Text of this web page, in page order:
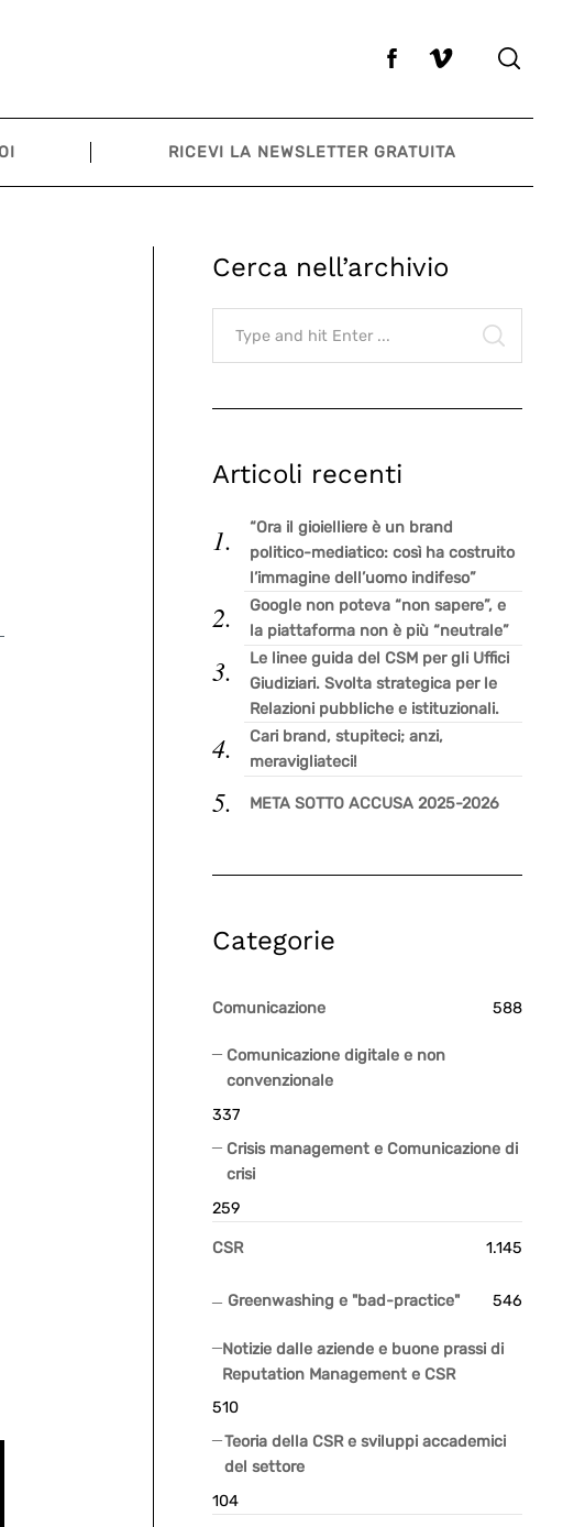
RICEVI LA NEWSLETTER GRATUITA
Cerca nell’archivio
Search
for:
Articoli recenti
“Ora il gioielliere è un brand
politico-mediatico: così ha costruito
l’immagine dell’uomo indifeso”
Google non poteva “non sapere”, e
la piattaforma non è più “neutrale”
Le linee guida del CSM per gli Uffici
Giudiziari. Svolta strategica per le
Relazioni pubbliche e istituzionali.
Cari brand, stupiteci; anzi,
meravigliateci!
META SOTTO ACCUSA 2025-2026
Categorie
Comunicazione 588
Comunicazione digitale e non
convenzionale
337
Crisis management e Comunicazione di
crisi
259
CSR 1.145
Greenwashing e "bad-practice" 546
Notizie dalle aziende e buone prassi di
Reputation Management e CSR
510
Teoria della CSR e sviluppi accademici
del settore
104